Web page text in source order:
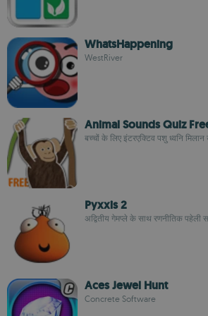
WhatsHappening
WestRiver
Animal Sounds Quiz
बच्चों के लिए इंटरएक्टिव पशु ध्वनि
Pyxxis 2
अद्वितीय गेमप्ले के साथ रणनीतिक पहेली
Aces Jewel Hunt
Concrete Software